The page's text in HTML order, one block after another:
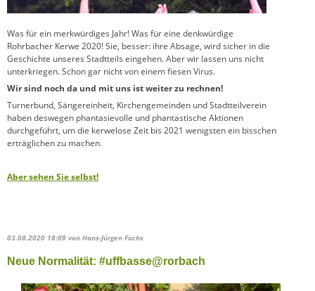
Was für ein merkwürdiges Jahr! Was für eine denkwürdige
Rohrbacher Kerwe 2020! Sie, besser: ihre Absage, wird sicher in die
Geschichte unseres Stadtteils eingehen. Aber wir lassen uns nicht
unterkriegen. Schon gar nicht von einem fiesen Virus.
Wir sind noch da und mit uns ist weiter zu rechnen!
Turnerbund, Sängereinheit, Kirchengemeinden und Stadtteilverein
haben deswegen phantasievolle und phantastische Aktionen
durchgeführt, um die kerwelose Zeit bis 2021 wenigsten ein bisschen
erträglichen zu machen.
Aber sehen Sie selbst!
03.08.2020 18:09 von Hans-Jürgen Fuchs
Neue Normalität: #uffbasse@rorbach